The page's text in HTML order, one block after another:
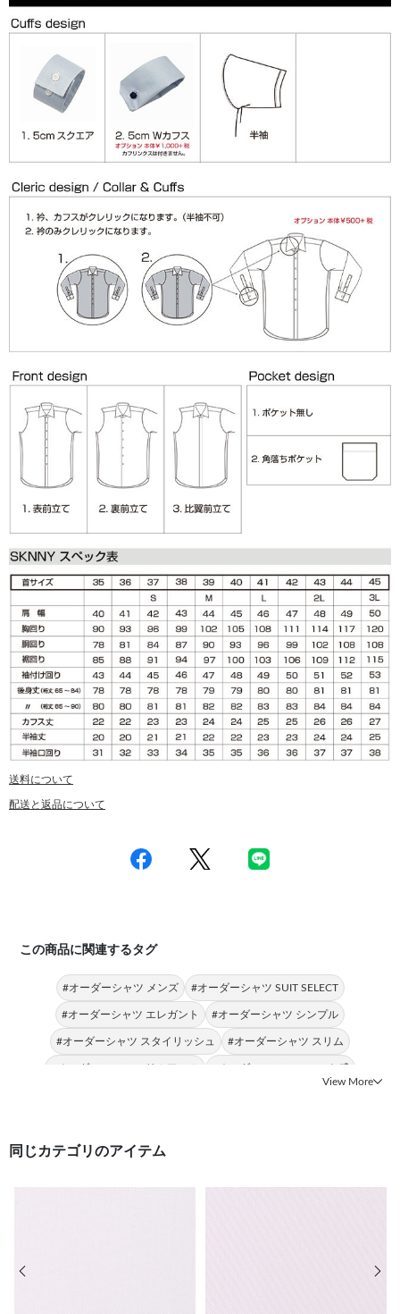
送料について
配送と返品について
この商品に関連するタグ
#オーダーシャツ メンズ #オーダーシャツ SUIT SELECT
#オーダーシャツ エレガント #オーダーシャツ シンプル
#オーダーシャツ スタイリッシュ #オーダーシャツ スリム
#オーダーシャツ スリムアーム #オーダーシャツ フィット感
View More
同じカテゴリのアイテム
前の画像